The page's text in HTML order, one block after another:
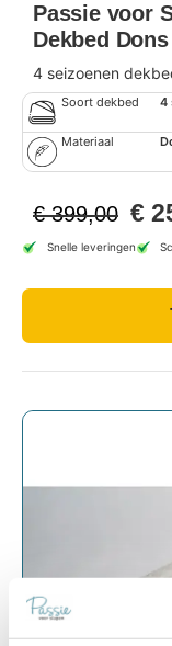
Passie voor
Dekbed Dons
4 seizoenen
Soort dekbed 4
Materiaal
€399,00 €
Snelle leveringen